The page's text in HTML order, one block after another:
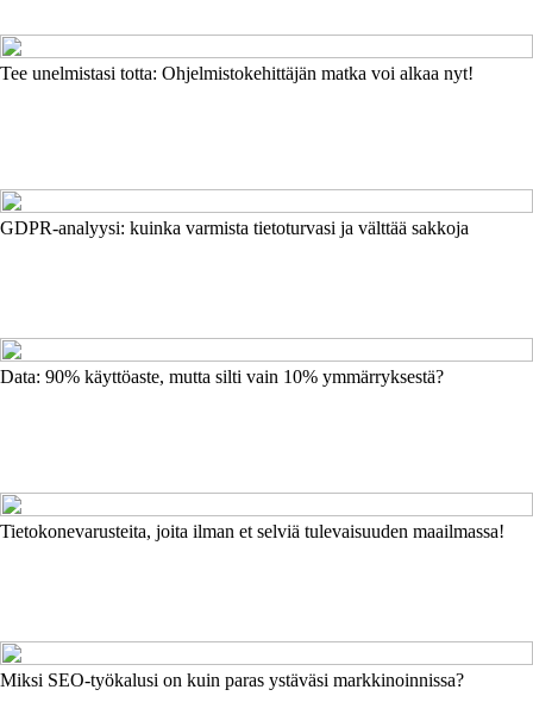
Tee unelmistasi totta: Ohjelmistokehittäjän matka voi alkaa nyt!
GDPR-analyysi: kuinka varmista tietoturvasi ja välttää sakkoja
Data: 90% käyttöaste, mutta silti vain 10% ymmärryksestä?
Tietokonevarusteita, joita ilman et selviä tulevaisuuden maailmassa!
Miksi SEO-työkalusi on kuin paras ystäväsi markkinoinnissa?